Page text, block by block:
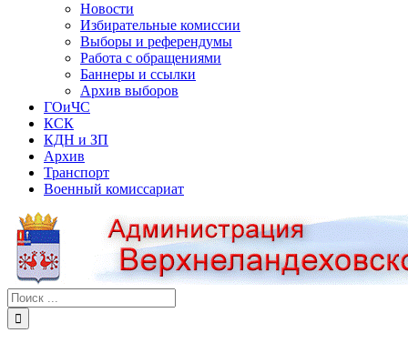
Новости
Избирательные комиссии
Выборы и референдумы
Работа с обращениями
Баннеры и ссылки
Архив выборов
ГОиЧС
КСК
КДН и ЗП
Архив
Транспорт
Военный комиссариат
Результат
поиска: